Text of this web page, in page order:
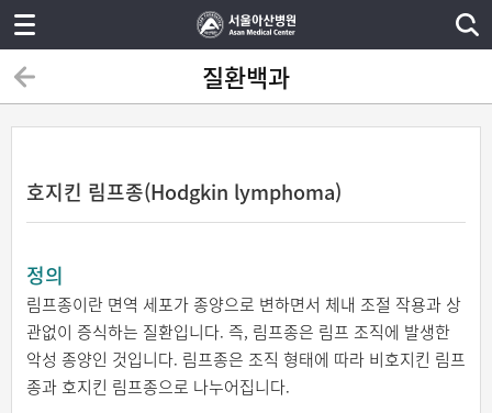
질환백과
호지킨 림프종(Hodgkin lymphoma)
정의
림프종이란 면역 세포가 종양으로 변하면서 체내 조절 작용과 상
관없이 증식하는 질환입니다. 즉, 림프종은 림프 조직에 발생한
악성 종양인 것입니다. 림프종은 조직 형태에 따라 비호지킨 림프
종과 호지킨 림프종으로 나누어집니다.